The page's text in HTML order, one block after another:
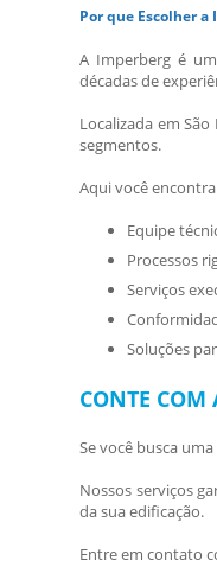
Por que Escolher
A Imperberg é
décadas de
Localizada em
segmentos.
Aqui você
Equipe
Processos
Serviços
Soluções
CONTE COM
Se você busca
Nossos serviços
da sua edificação.
Entre em contato